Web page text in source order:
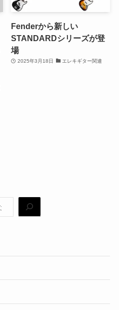
Fenderから新しい
STANDARDシリーズが登
場
2025年3月18日 エレキギター関連